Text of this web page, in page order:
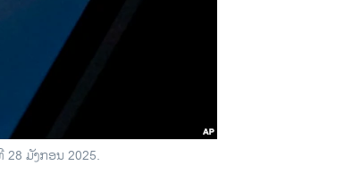
ມັງກອນ 2025.